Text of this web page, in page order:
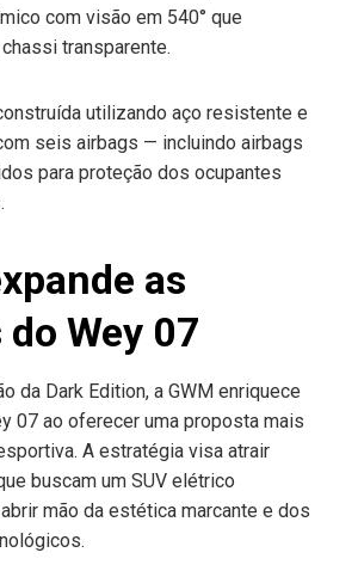
com visão em 540° que
transparente.
utilizando aço resistente e
seis airbags — incluindo airbags
para proteção dos ocupantes
as
Wey 07
da Dark Edition, a GWM enriquece
07 ao oferecer uma proposta mais
A estratégia visa atrair
buscam um SUV elétrico
mão da estética marcante e dos